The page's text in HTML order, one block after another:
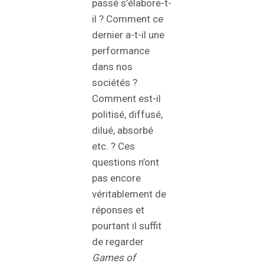
passé s’élabore-t-
il ? Comment ce
dernier a-t-il une
performance
dans nos
sociétés ?
Comment est-il
politisé, diffusé,
dilué, absorbé
etc. ? Ces
questions n’ont
pas encore
véritablement de
réponses et
pourtant il suffit
de regarder
Games of